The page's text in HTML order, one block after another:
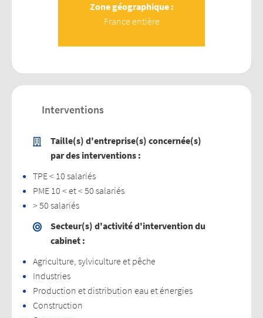
Zone géographique :
France entière
Interventions
Taille(s) d'entreprise(s) concernée(s)
par des interventions :
TPE < 10 salariés
PME 10 < et < 50 salariés
> 50 salariés
Secteur(s) d'activité d'intervention du
cabinet :
Agriculture, sylviculture et pêche
Industries
Production et distribution eau et énergies
Construction